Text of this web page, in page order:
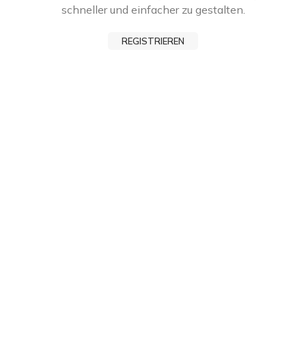
schneller und einfacher zu gestalten.
REGISTRIEREN